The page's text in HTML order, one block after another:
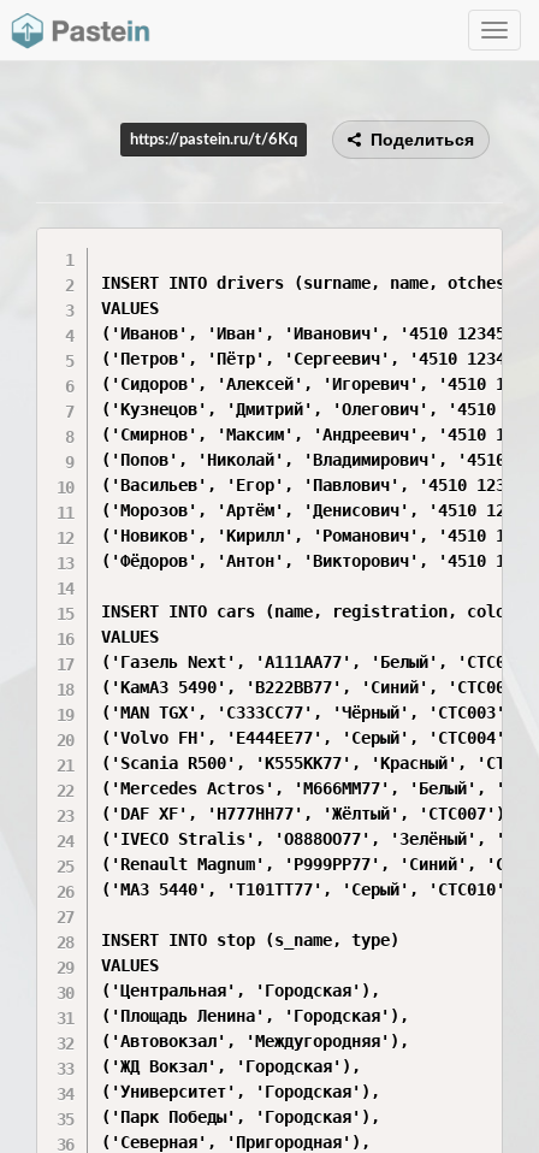
Toggle
https://pastein.ru/t/6Kq Поделиться
INSERT INTO drivers (surname, name,
VALUES
('Иванов', 'Иван', 'Иванович', '4510 123456',
('Петров', 'Пётр', 'Сергеевич', '4510
('Сидоров', 'Алексей', 'Игоревич', '4510
('Кузнецов', 'Дмитрий', 'Олегович', '4510
('Смирнов', 'Максим', 'Андреевич', '4510
('Попов', 'Николай', 'Владимирович', '4510
('Васильев', 'Егор', 'Павлович', '4510
('Морозов', 'Артём', 'Денисович', '4510
('Новиков', 'Кирилл', 'Романович', '4510
('Фёдоров', 'Антон', 'Викторович', '4510
INSERT INTO cars (name, registration, color,
VALUES
('Газель Next', 'А111АА77', 'Белый',
('КамАЗ 5490', 'В222ВВ77', 'Синий',
('MAN TGX', 'С333СС77', 'Чёрный', 'СТС003'),
('Volvo FH', 'Е444ЕЕ77', 'Серый', 'СТС004'),
('Scania R500', 'К555КК77', 'Красный',
('Mercedes Actros', 'М666ММ77', 'Белый',
('DAF XF', 'Н777НН77', 'Жёлтый', 'СТС007'),
('IVECO Stralis', 'О888ОО77', 'Зелёный',
('Renault Magnum', 'Р999РР77', 'Синий',
('МАЗ 5440', 'Т101ТТ77', 'Серый', 'СТС010');
INSERT INTO stop (s_name, type)
VALUES
('Центральная', 'Городская'),
('Площадь Ленина', 'Городская'),
('Автовокзал', 'Междугородняя'),
('ЖД Вокзал', 'Городская'),
('Университет', 'Городская'),
('Парк Победы', 'Городская'),
('Северная', 'Пригородная'),